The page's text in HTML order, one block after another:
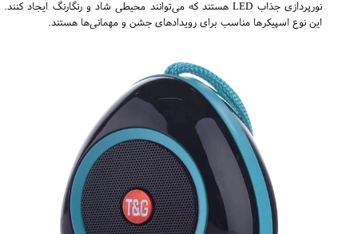
نورپردازی جذاب LED هستند که می‌توانند محیطی شاد و رنگارنگ ایجاد کنند.
این نوع اسپیکرها مناسب برای رویدادهای جشن و مهمانی‌ها هستند.